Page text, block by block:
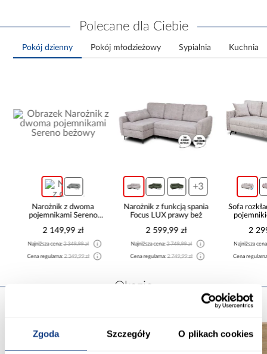
Zgoda Szczegóły O plikach cookies
Polecane dla Ciebie
Pokój dzienny Pokój młodzieżowy Sypialnia Kuchnia
Narożnik z dwoma
pojemnikami Sereno
2 149,99 zł
Najniższa cena:2 349,99 zł
Cena regularna:2 349,99 zł
+3
Narożnik z funkcją spania
Focus LUX prawy beż
2 599,99 zł
Najniższa cena:2 749,99 zł
Cena regularna:2 749,99 zł
Sofa
2
Najniższa
Cena
Okazje